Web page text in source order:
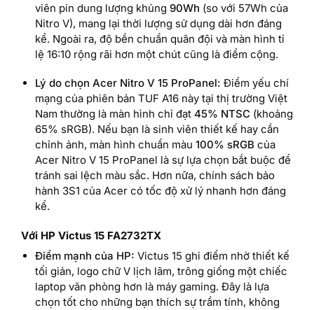
viên pin dung lượng khủng 90Wh (so với 57Wh của
Nitro V), mang lại thời lượng sử dụng dài hơn đáng
kể. Ngoài ra, độ bền chuẩn quân đội và màn hình tỉ
lệ 16:10 rộng rãi hơn một chút cũng là điểm cộng.
Lý do chọn Acer Nitro V 15 ProPanel: Điểm yếu chí
mạng của phiên bản TUF A16 này tại thị trường Việt
Nam thường là màn hình chỉ đạt 45% NTSC(khoảng
65% sRGB). Nếu bạn là sinh viên thiết kế hay cần
chỉnh ảnh, màn hình chuẩn màu 100% sRGB của
Acer Nitro V 15 ProPanel là sự lựa chọn bắt buộc để
tránh sai lệch màu sắc. Hơn nữa, chính sách bảo
hành 3S1 của Acer có tốc độ xử lý nhanh hơn đáng
kể.
Với HP Victus 15 FA2732TX
Điểm mạnh của HP: Victus 15 ghi điểm nhờ thiết kế
tối giản, logo chữ V lịch lãm, trông giống một chiếc
laptop văn phòng hơn là máy gaming. Đây là lựa
chọn tốt cho những bạn thích sự trầm tính, không